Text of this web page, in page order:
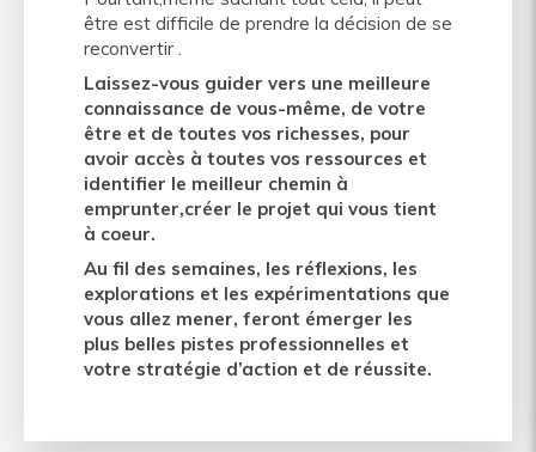
être est difficile de prendre la décision de se
reconvertir .
Laissez-vous guider vers une meilleure
connaissance de vous-même, de votre
être et de toutes vos richesses, pour
avoir accès à toutes vos ressources et
identifier le meilleur chemin à
emprunter,créer le projet qui vous tient
à coeur.
Au fil des semaines, les réflexions, les
explorations et les expérimentations que
vous allez mener, feront émerger les
plus belles pistes professionnelles et
votre stratégie d’action et de réussite.